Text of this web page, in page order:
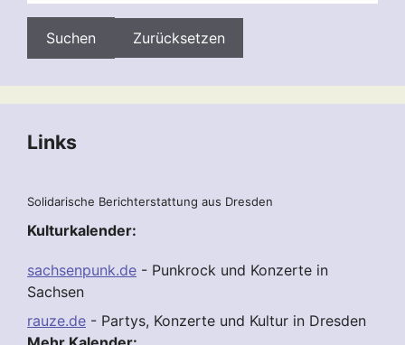
Zurücksetzen
Links
Solidarische Berichterstattung aus Dresden
Kulturkalender:
sachsenpunk.de - Punkrock und Konzerte in
Sachsen
rauze.de - Partys, Konzerte und Kultur in Dresden